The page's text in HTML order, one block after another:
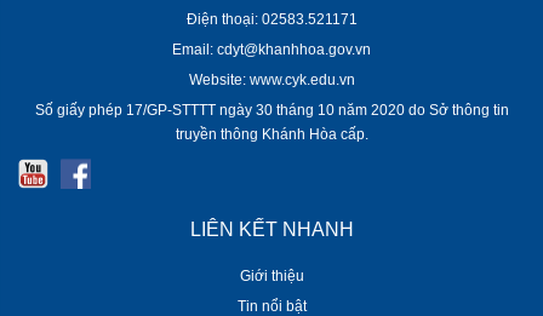
Điện thoại: 02583.521171
Email: cdyt@khanhhoa.gov.vn
Website: www.cyk.edu.vn
Số giấy phép 17/GP-STTTT ngày 30 tháng 10 năm 2020 do Sở thông tin
truyền thông Khánh Hòa cấp.
LIÊN KẾT NHANH
Giới thiệu
Tin nổi bật